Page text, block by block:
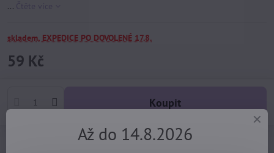
...
skladem, EXPEDICE PO DOVOLENÉ 17.8.
59 Kč
Koupit
Dotaz k produktu Hlídací pes
Doručení
Až do 14.8.2026